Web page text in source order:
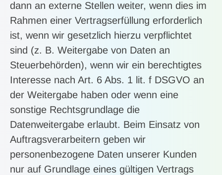
dann an externe Stellen weiter, wenn dies im
Rahmen einer Vertragserfüllung erforderlich
ist, wenn wir gesetzlich hierzu verpflichtet
sind (z. B. Weitergabe von Daten an
Steuerbehörden), wenn wir ein berechtigtes
Interesse nach Art. 6 Abs. 1 lit. f DSGVO an
der Weitergabe haben oder wenn eine
sonstige Rechtsgrundlage die
Datenweitergabe erlaubt. Beim Einsatz von
Auftragsverarbeitern geben wir
personenbezogene Daten unserer Kunden
nur auf Grundlage eines gültigen Vertrags